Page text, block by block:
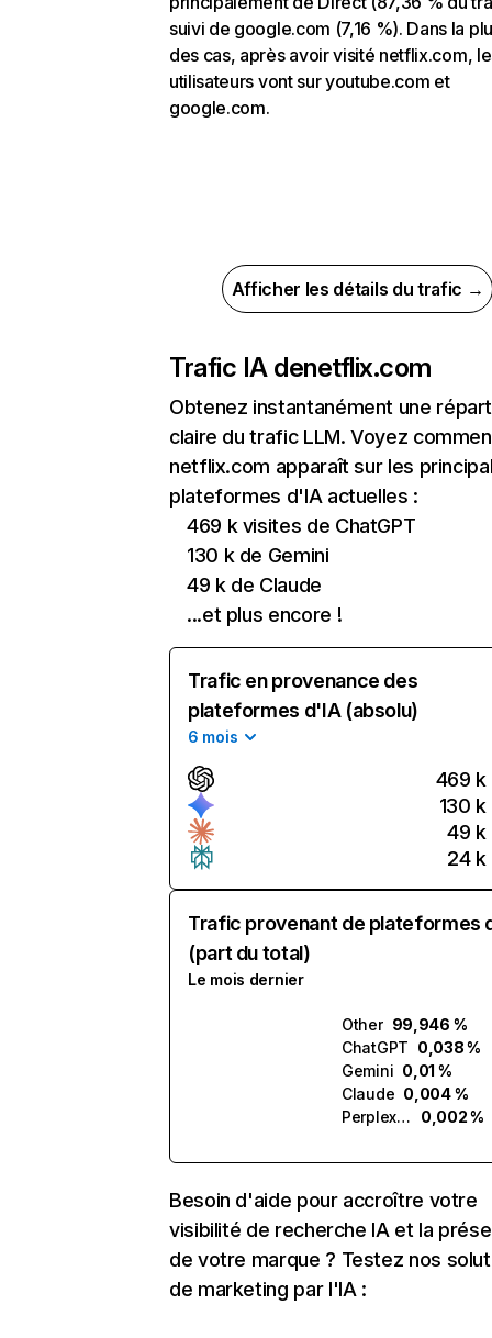
suivi de google.com (7,16 %). Dans la
des cas, après avoir visité netflix.com,
utilisateurs vont sur youtube.com et
google.com.
Afficher les détails du trafic →
Trafic IA denetflix.com
Obtenez instantanément une
claire du trafic LLM. Voyez
netflix.com apparaît sur les
plateformes d'IA actuelles :
469 k visites de ChatGPT
130 k de Gemini
49 k de Claude
...et plus encore !
Trafic en provenance des
plateformes d'IA (absolu)
6 mois
469 k
130 k
49 k
24 k
Trafic provenant de plateformes
(part du total)
Le mois dernier
Other 99,946 %
ChatGPT 0,038 %
Gemini 0,01 %
Claude 0,004 %
Perplexity
0,002 %
Besoin d'aide pour accroître votre
visibilité de recherche IA et la
de votre marque ? Testez nos
de marketing par l'IA :